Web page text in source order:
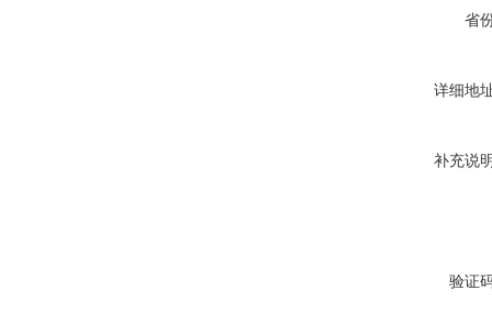
省
详细地
补充说
验证